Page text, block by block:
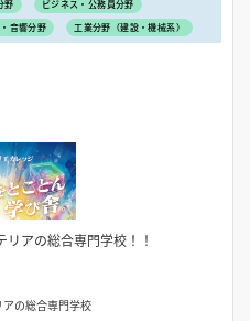
野
ビジネス・公務員分野
音響分野 工業分野（建設・機械系）
アの総合専門学校！！
の総合専門学校